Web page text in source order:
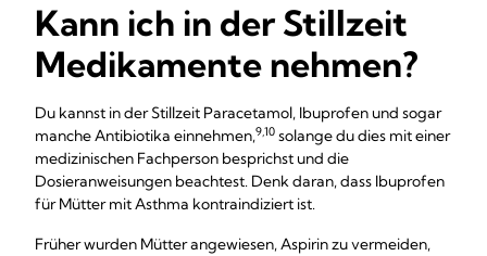
Kann ich in der Stillzeit
Medikamente nehmen?
Du kannst in der Stillzeit Paracetamol, Ibuprofen und sogar
manche Antibiotika einnehmen,9,10 solange du dies mit einer
medizinischen Fachperson besprichst und die
Dosieranweisungen beachtest. Denk daran, dass Ibuprofen
für Mütter mit Asthma kontraindiziert ist.
Früher wurden Mütter angewiesen, Aspirin zu vermeiden,